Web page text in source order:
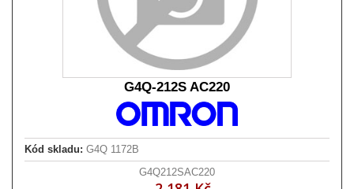
G4Q-212S AC220
Kód skladu: G4Q 1172B
G4Q212SAC220